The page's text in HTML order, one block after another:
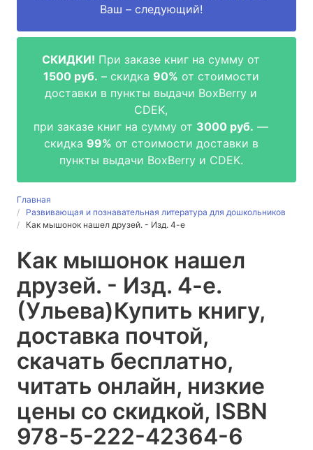
Ваш – следующий!
СКИДКИ! При заказе книг на сумму от
1500 руб. – скидка 90% от стоимости
доставки в пункты выдачи BoxBerry и
CDEK,
при заказе книг на сумму от 3000 руб. —
скидка 99% от стоимости доставки в
пункты выдачи BoxBerry и CDEK.
Главная
Развивающая и познавательная литература для дошкольников
Как мышонок нашел друзей. - Изд. 4-е
Как мышонок нашел
друзей. - Изд. 4-е.
(Ульева)Купить книгу,
доставка почтой,
скачать бесплатно,
читать онлайн, низкие
цены со скидкой, ISBN
978-5-222-42364-6